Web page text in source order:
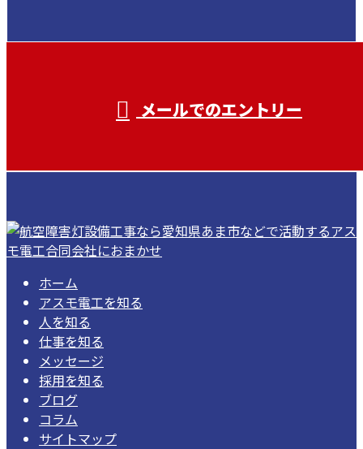
メールでのエントリー
ホーム
アスモ電工を知る
人を知る
仕事を知る
メッセージ
採用を知る
ブログ
コラム
サイトマップ